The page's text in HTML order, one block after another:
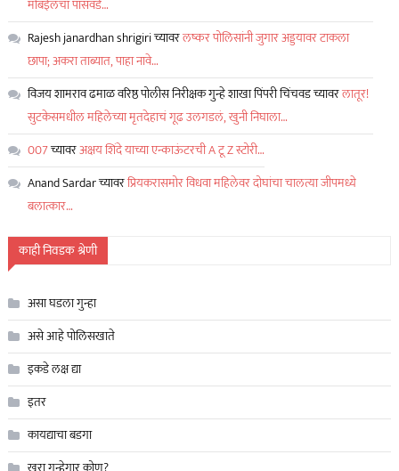
मोबईलचा पासवर्ड…
Rajesh janardhan shrigiriच्यावरलष्कर पोलिसांनी जुगार अड्डयावर टाकला
छापा; अकरा ताब्यात, पाहा नावे…
विजय शामराव ढमाळ वरिष्ठ पोलीस निरीक्षक गुन्हे शाखा पिंपरी चिंचवडच्यावरलातूर!
सुटकेसमधील महिलेच्या मृतदेहाचं गूढ उलगडलं, खुनी निघाला…
007च्यावरअक्षय शिंदे याच्या एन्काऊंटरची A टू Z स्टोरी…
Anand Sardarच्यावरप्रियकरासमोर विधवा महिलेवर दोघांचा चालत्या जीपमध्ये
बलात्कार…
काही निवडक श्रेणी
असा घडला गुन्हा
असे आहे पोलिसखाते
इकडे लक्ष द्या
इतर
कायद्याचा बडगा